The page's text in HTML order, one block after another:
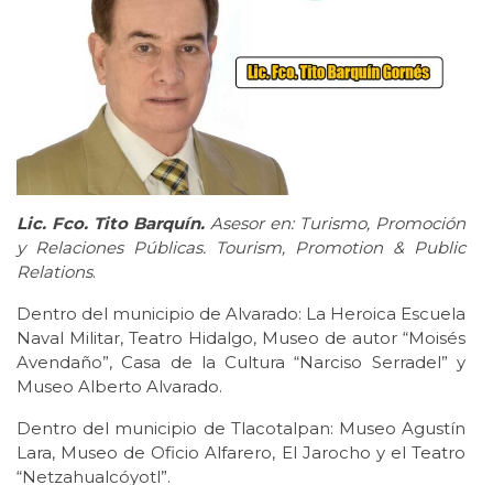
Lic. Fco. Tito Barquín. Asesor en: Turismo, Promoción
y Relaciones Públicas. Tourism, Promotion & Public
Relations.
Dentro del municipio de Alvarado: La Heroica Escuela
Naval Militar, Teatro Hidalgo, Museo de autor “Moisés
Avendaño”, Casa de la Cultura “Narciso Serradel” y
Museo Alberto Alvarado.
Dentro del municipio de Tlacotalpan: Museo Agustín
Lara, Museo de Oficio Alfarero, El Jarocho y el Teatro
“Netzahualcóyotl”.